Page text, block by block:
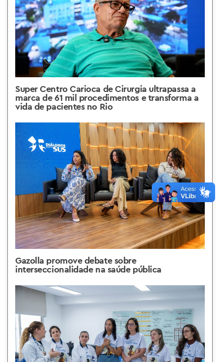
Super Centro Carioca de Cirurgia ultrapassa a
marca de 61 mil procedimentos e transforma a
vida de pacientes no Rio
Gazolla promove debate sobre
interseccionalidade na saúde pública